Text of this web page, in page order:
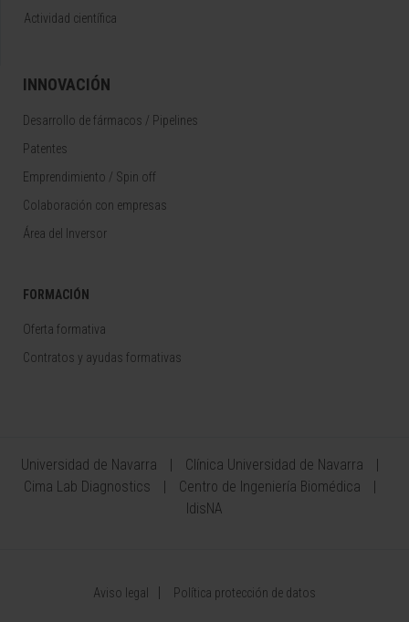
Actividad científica
INNOVACIÓN
Desarrollo de fármacos / Pipelines
Patentes
Emprendimiento / Spin off
Colaboración con empresas
Área del Inversor
FORMACIÓN
Oferta formativa
Contratos y ayudas formativas
Universidad de Navarra
Clínica Universidad de Navarra
Cima Lab Diagnostics
Centro de Ingeniería Biomédica
IdisNA
Aviso legal Política protección de datos